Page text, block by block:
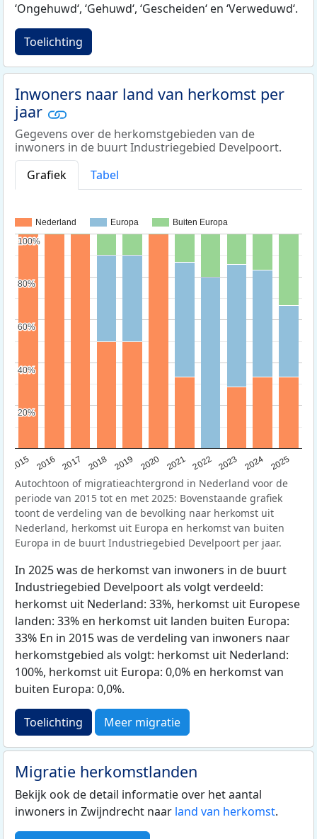
‘Ongehuwd‘, ‘Gehuwd‘, ‘Gescheiden‘ en ‘Verweduwd‘.
Toelichting
Inwoners naar land van herkomst per
jaar
Gegevens over de herkomstgebieden van de
inwoners in de buurt Industriegebied Develpoort.
Grafiek
Tabel
Nederland Europa Buiten Europa
2015 2016 2017 2018 2019 2020 2021 2022 2023 2024 2025
20%
20%
40%
40%
60%
60%
80%
80%
100%
100%
Autochtoon of migratieachtergrond in Nederland voor de
periode van 2015 tot en met 2025: Bovenstaande grafiek
toont de verdeling van de bevolking naar herkomst uit
Nederland, herkomst uit Europa en herkomst van buiten
Europa in de buurt Industriegebied Develpoort per jaar.
In 2025 was de herkomst van inwoners in de buurt
Industriegebied Develpoort als volgt verdeeld:
herkomst uit Nederland: 33%, herkomst uit Europese
landen: 33% en herkomst uit landen buiten Europa:
33% En in 2015 was de verdeling van inwoners naar
herkomstgebied als volgt: herkomst uit Nederland:
100%, herkomst uit Europa: 0,0% en herkomst van
buiten Europa: 0,0%.
Toelichting Meer migratie
Migratie herkomstlanden
Bekijk ook de detail informatie over het aantal
inwoners in Zwijndrecht naar land van herkomst.